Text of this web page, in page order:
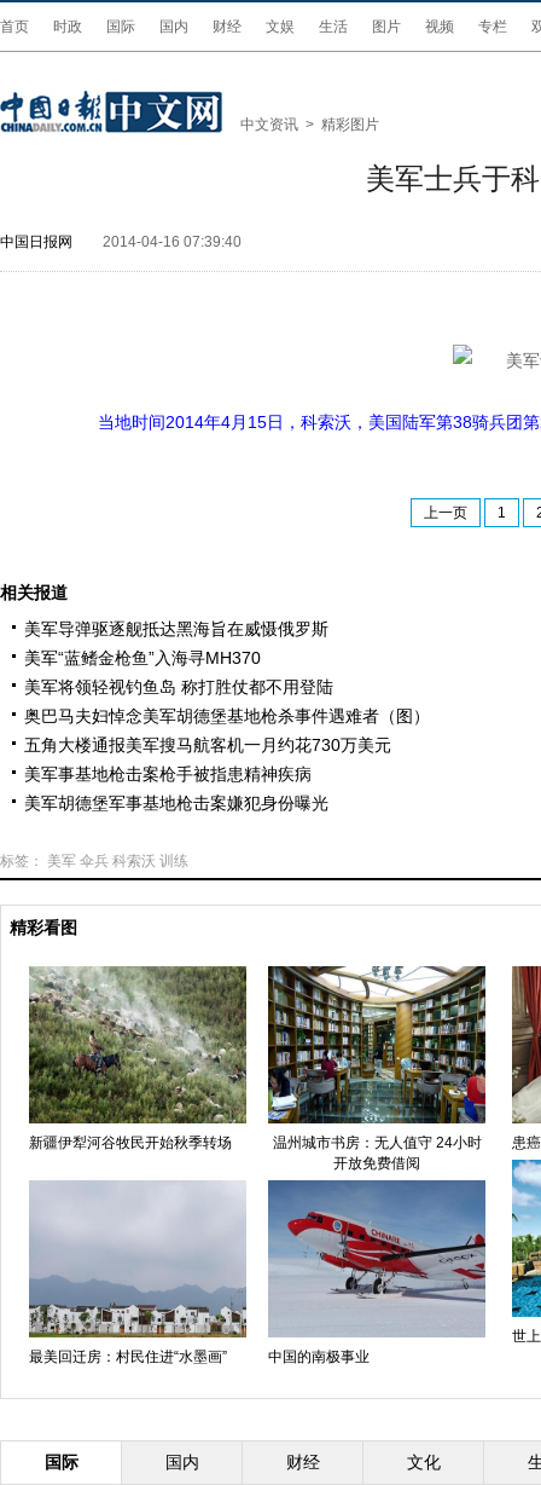
首页 时政 国际 国内 财经 文娱 生活 图片 视频 专栏
中文资讯 > 精彩图片
美军士兵于
中国日报网 2014-04-16 07:39:40
当地时间2014年4月15日，科索沃，美国陆军第38骑兵团
上一页 1
相关报道
美军导弹驱逐舰抵达黑海旨在威慑俄罗斯
美军“蓝鳍金枪鱼”入海寻MH370
美军将领轻视钓鱼岛 称打胜仗都不用登陆
奥巴马夫妇悼念美军胡德堡基地枪杀事件遇难者（图）
五角大楼通报美军搜马航客机一月约花730万美元
美军事基地枪击案枪手被指患精神疾病
美军胡德堡军事基地枪击案嫌犯身份曝光
标签： 美军 伞兵 科索沃 训练
精彩看图
新疆伊犁河谷牧民开始秋季转场
温州城市书房：无人值守 24小时
开放免费借阅
最美回迁房：村民住进“水墨画” 中国的南极事业
患
世
国际 国内 财经 文化